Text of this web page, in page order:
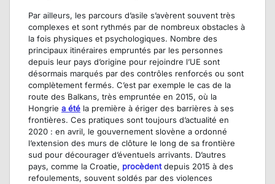
Par ailleurs, les parcours d’asile s’avèrent souvent très
complexes et sont rythmés par de nombreux obstacles à
la fois physiques et psychologiques. Nombre des
principaux itinéraires empruntés par les personnes
depuis leur pays d’origine pour rejoindre l’UE sont
désormais marqués par des contrôles renforcés ou sont
complètement fermés. C’est par exemple le cas de la
route des Balkans, très empruntée en 2015, où la
Hongrie a été la première à ériger des barrières à ses
frontières. Ces pratiques sont toujours d’actualité en
2020 : en avril, le gouvernement slovène a ordonné
l’extension des murs de clôture le long de sa frontière
sud pour décourager d’éventuels arrivants. D’autres
pays, comme la Croatie, procèdentdepuis 2015 à des
refoulements, souvent soldés par des violences